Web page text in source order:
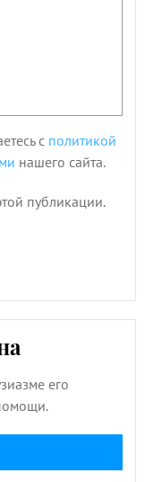
с политикой
нашего сайта.
публикации.
его